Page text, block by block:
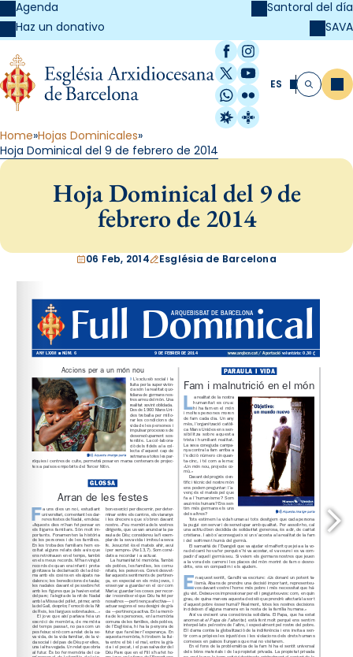
Agenda
Haz un donativo
Santoral del día
SAVA
Facebook
Instagram
X / Twitter
YouTube
WhatsApp
Flickr
Radio Estel
Catalunya
ES Buscar
Home Hojas Dominicales
Hoja Dominical del 9 de febrero de 2014
Hoja Dominical del 9 de
febrero de 2014
06 Feb, 2014 Església de Barcelona
www.arqbcn.cat / Aportació voluntària: 0,30